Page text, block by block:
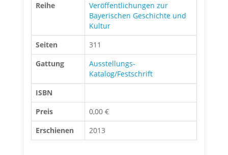
Reihe
Veröffentlichungen zur
Bayerischen Geschichte und
Kultur
Seiten
311
Gattung
Ausstellungs-
Katalog/Festschrift
ISBN
Preis
0,00 €
Erschienen
2013